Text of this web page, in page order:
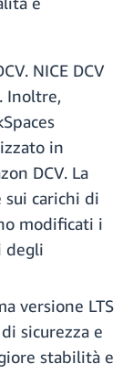
NICE DCV
Inoltre,
in
DCV. La
carichi di
modificati i
degli
versione LTS
sicurezza e
stabilità e